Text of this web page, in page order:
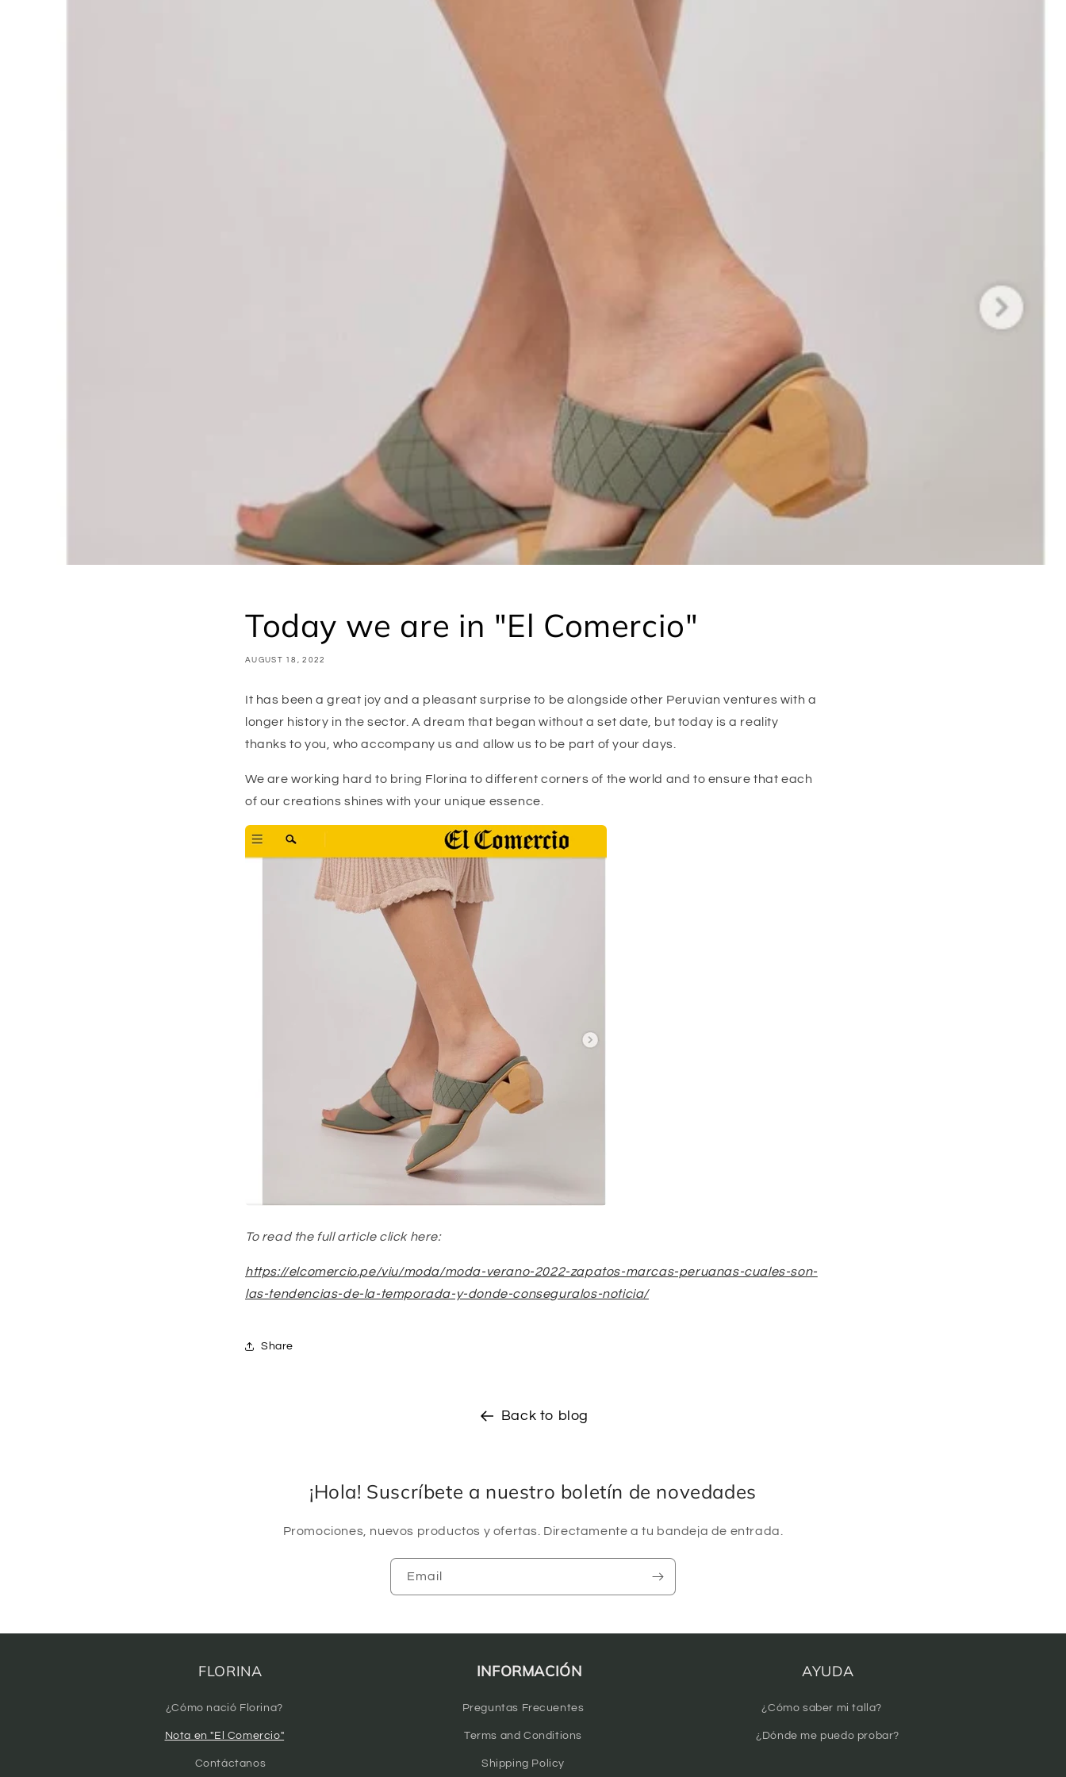
Today we are in "El Comercio"
AUGUST 18, 2022
It has been a great joy and a pleasant surprise to be alongside other Peruvian ventures with a
longer history in the sector. A dream that began without a set date, but today is a reality
thanks to you, who accompany us and allow us to be part of your days.
We are working hard to bring Florina to different corners of the world and to ensure that each
of our creations shines with your unique essence.
To read the full article click here:
https://elcomercio.pe/viu/moda/moda-verano-2022-zapatos-marcas-peruanas-cuales-son-
las-tendencias-de-la-temporada-y-donde-conseguralos-noticia/
Share
Back to blog
¡Hola! Suscríbete a nuestro boletín de novedades
Promociones, nuevos productos y ofertas. Directamente a tu bandeja de entrada.
Email
FLORINA
¿Cómo nació Florina?
Nota en "El Comercio"
Contáctanos
INFORMACIÓN
Preguntas Frecuentes
Terms and Conditions
Shipping Policy
AYUDA
¿Cómo saber mi talla?
¿Dónde me puedo probar?